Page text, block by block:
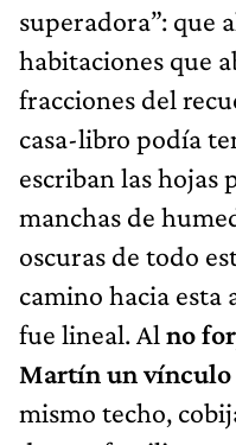
superadora”: que
habitaciones que
fracciones del
casa-libro podía
escriban las hojas
manchas de
oscuras de todo
camino hacia
fue lineal. Al no
Martín un vínculo
mismo techo,